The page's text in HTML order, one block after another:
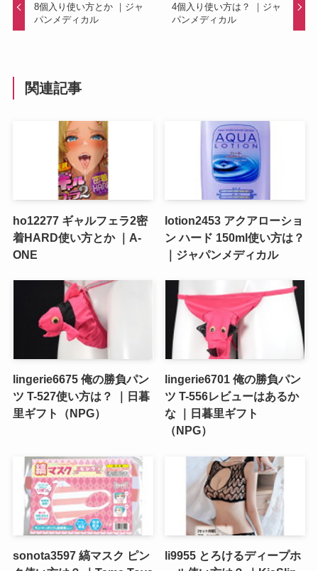
8個入り使い方とか ｜ジャ
パンメディカル
4個入り使い方は？ ｜ジャ
パンメディカル
関連記事
ho12277 ギャルフェラ2密
着HARD使い方とか ｜A-
ONE
lotion2453 アクアローショ
ン ハード 150ml使い方は？
｜ジャパンメディカル
lingerie6675 俺の勝負パン
ツ T-527使い方は？ ｜日暮
里ギフト（NPG）
lingerie6701 俺の勝負パン
ツ T-556レビューはあるか
な ｜日暮里ギフト
（NPG）
sonota3597 縞マスク ピン
li9955 とろけるディープホ